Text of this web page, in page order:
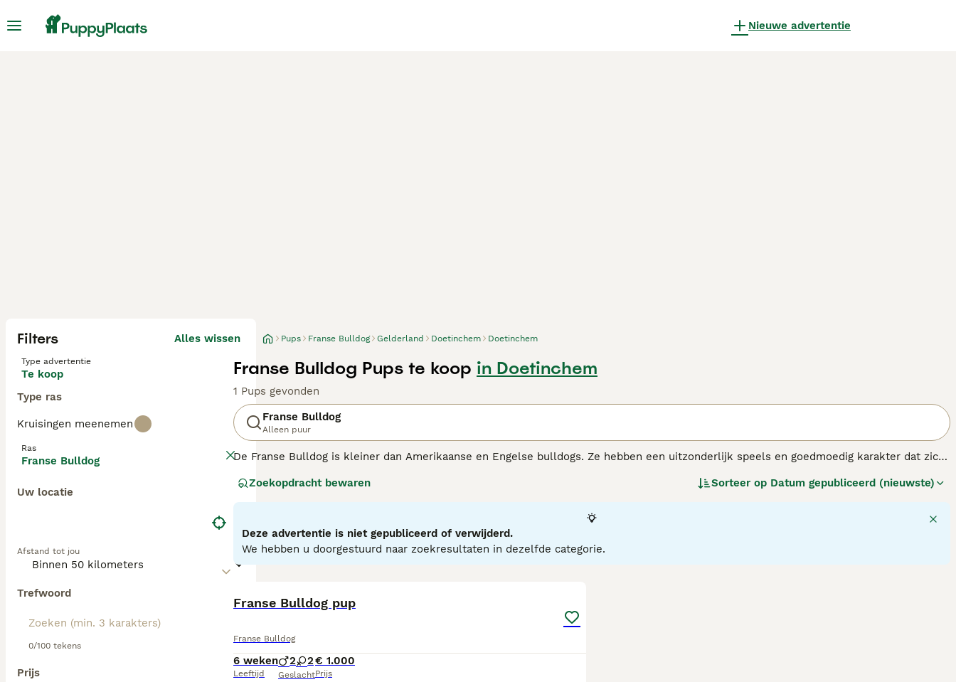
Nieuwe advertentie
Filters Alles wissen
Type advertentie
Te koop
Type ras
Kruisingen meenemen
Ras
Franse Bulldog
Uw locatie
Afstand tot jou
Trefwoord
0/100 tekens
Prijs
Pups Franse Bulldog Gelderland Doetinchem Doetinchem
Franse Bulldog Pups te koop in Doetinchem
1 Pups gevonden
Franse Bulldog
Alleen puur
De Franse Bulldog is kleiner dan Amerikaanse en Engelse bulldogs. Ze hebben een uitzonderlijk speels en goedmoedig karakter dat zich
en doen niets liever dan tijd doorbrengen met hun baasjes.
voor informatie over dit hondenras.
Zoekopdracht bewaren Sorteer op Datum gepubliceerd (nieuwste)
Deze advertentie is niet gepubliceerd of verwijderd.
We hebben u doorgestuurd naar zoekresultaten in dezelfde categorie.
Franse Bulldog pup
Franse Bulldog
6 weken
Leeftijd
2 2
Geslacht
€ 1.000
Prijs